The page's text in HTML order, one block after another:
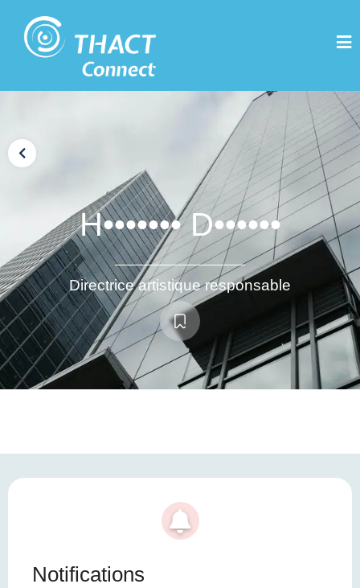
H••••••• D••••••
Directrice artistique responsable
Notifications